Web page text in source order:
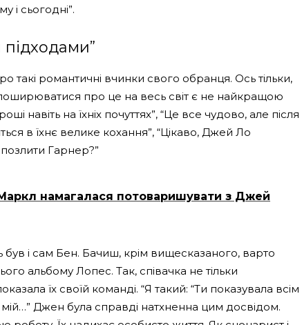
і сьогодні”.
такі романтичні вчинки свого обранця. Ось тільки,
про це на весь світ є не найкращою
навіть на їхніх почуттях”, “Це все чудово, але після
в їхнє велике кохання”, “Цікаво, Джей Ло
Гарнер?”
намагалася потоваришувати з Джей
був і сам Бен. Бачиш, крім вищесказаного, варто
альбому Лопес. Так, співачка не тільки
їх своїй команді. “Я такий: “Ти показувала всім
Джен була справді натхненна цим досвідом.